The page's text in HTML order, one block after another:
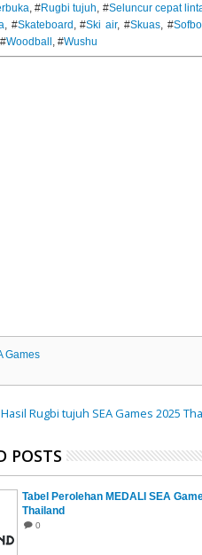
, #Rugbi tujuh , #Seluncur cepat
, #Skateboard , #Ski air, #Skuas, #
, #Woodball , #Wushu
Games
Rugbi tujuh SEA Games 2025
POSTS
Tabel Perolehan MEDALI SEA
Thailand
0